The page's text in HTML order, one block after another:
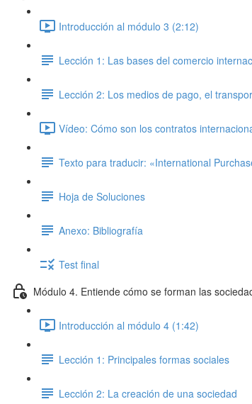
Introducción al módulo 3 (2:12)
Lección 1: Las bases del comercio
Lección 2: Los medios de pago, el
Vídeo: Cómo son los contratos
Texto para traducir: «International
Hoja de Soluciones
Anexo: Bibliografía
Test final
Módulo 4. Entiende cómo se forman las
Introducción al módulo 4 (1:42)
Lección 1: Principales formas sociales
Lección 2: La creación de una sociedad